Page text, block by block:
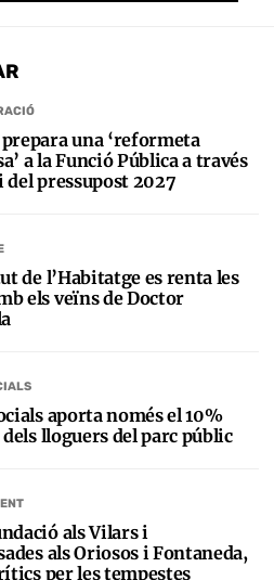
una ‘reformeta
a la Funció Pública a través
del pressupost 2027
de l’Habitatge es renta les
els veïns de Doctor
aporta només el 10%
lloguers del parc públic
als Vilars i
als Oriosos i Fontaneda,
per les tempestes